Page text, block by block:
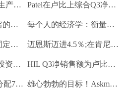
JSW钢铁：1月粗钢生产9.27 LK吨 Patel在卢比上综合Q3净利润。2.1亿卢比
盖皮可能会发布贫穷的Q3数字 每个人的经济学：衡量新的GDP
印度愿意考虑长期固定价格合同供应燃气供应：Piyush Goyal. 迈恩斯迈进4.5％;在肯尼亚获得普遍公司的控制股权
AffiCity在硅谷天使投资者和创始人获得1.2亿美元天使的资金 HIL Q3净销售额为卢比。215亿卢比
DB Realty Ender平;分配7.17卢比赎回偏好股份到子公司 雄心勃勃的目标！Askmebazaar计划筹款，设置进入“独角兽”俱乐部